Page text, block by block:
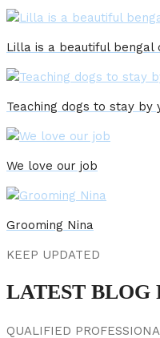
Lilla is a beautiful bengal
Teaching dogs to stay
We love our job
Grooming Nina
KEEP UPDATED
LATEST BLOG
QUALIFIED